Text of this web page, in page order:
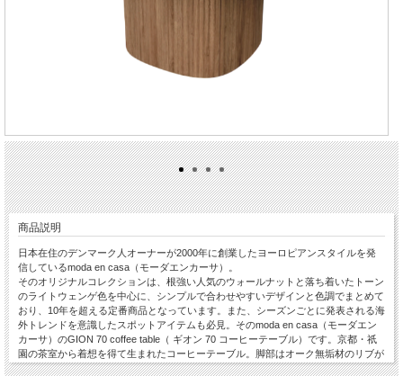
商品説明
日本在住のデンマーク人オーナーが2000年に創業したヨーロピアンスタイルを発
信しているmoda en casa（モーダエンカーサ）。
そのオリジナルコレクションは、根強い人気のウォールナットと落ち着いたトーン
のライトウェンゲ色を中心に、シンプルで合わせやすいデザインと色調でまとめて
おり、10年を超える定番商品となっています。また、シーズンごとに発表される海
外トレンドを意識したスポットアイテムも必見。そのmoda en casa（モーダエン
カーサ）のGION 70 coffee table（ ギオン 70 コーヒーテーブル）です。京都・祇
園の茶室から着想を得て生まれたコーヒーテーブル。脚部はオーク無垢材のリブが
重なり合い、和の雰囲気が漂います。天板には建材としても使われるテラゾーを採